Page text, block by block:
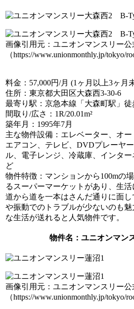
画像引用元：ユニオンマンスリー公
（https://www.unionmonthly.jp/tokyo/
料金 ：57,000円/月 (1ヶ月以上3ヶ月
住所 ：東京都大田区大森西3-30-6
最寄り駅 ：京急本線「大森町駅」徒
間取り/広さ ：1R/20.01m²
築年月
：1995年7月
主な物件設備 ：エレベーター、オ
エアコン、テレビ、DVDプレーヤ
ル、電子レンジ、冷蔵庫、インタ
ど
物件特徴 ：マンションから100mの
るスーパーマーケットがあり、生
道から道を一本はさんだ通りに面
や振動でのトラブルが少ないのも
な生活が送れると人気物件です。
物件名 ：ユニオンマン
画像引用元：ユニオンマンスリー公
（https://www.unionmonthly.jp/tokyo/